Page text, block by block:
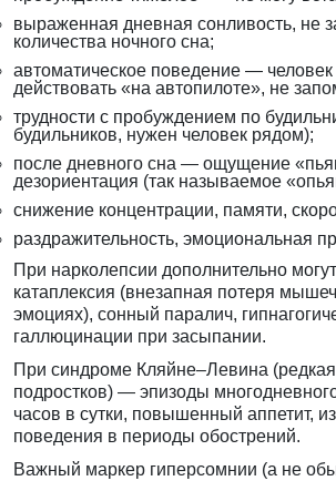
выраженная дневная сонливость, не
количества ночного сна;
автоматическое поведение —
действовать «на автопилоте», не
трудности с пробуждением по
будильников, нужен человек рядом);
после дневного сна — ощущение
дезориентация (так называемое
снижение концентрации, памяти,
раздражительность, эмоциональная
При нарколепсии дополнительно
катаплексия (внезапная потеря
эмоциях), сонный паралич,
галлюцинации при засыпании.
При синдроме Кляйне–Левина
подростков) — эпизоды
часов в сутки, повышенный аппетит,
поведения в периоды обострений.
Важный маркер гиперсомнии (а не